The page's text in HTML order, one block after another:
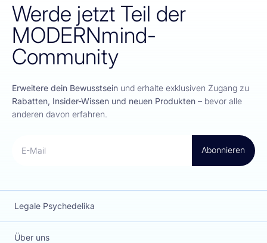
Werde jetzt Teil der
MODERNmind-
Community
Erweitere dein Bewusstsein und erhalte exklusiven Zugang zu
Rabatten, Insider-Wissen und neuen Produkten – bevor alle
anderen davon erfahren.
E-Mail Abonnieren
Legale Psychedelika
Über uns